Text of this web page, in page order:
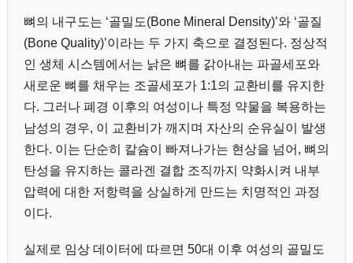
뼈의 내구도는 ‘골밀도(Bone Mineral Density)’와 ‘골질
(Bone Quality)’이라는 두 가지 축으로 결정된다. 정상적
인 생체 시스템에서는 낡은 뼈를 갉아내는 파골세포와
새로운 뼈를 채우는 조골세포가 1:1의 교환비를 유지한
다. 그러나 폐경 이후의 여성이나 특정 약물을 복용하는
남성의 경우, 이 교환비가 깨지며 자산의 순유실이 발생
한다. 이는 단순히 칼슘이 빠져나가는 현상을 넘어, 뼈의
탄성을 유지하는 콜라겐 결합 조직까지 약화시켜 내부
압력에 대한 저항력을 상실하게 만드는 치명적인 과정
이다.
실제로 임상 데이터에 따르면 50대 이후 여성의 골밀도